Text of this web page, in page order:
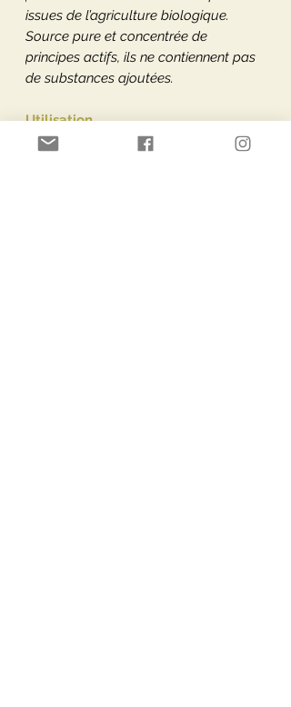
issues de l’agriculture biologique.
Source pure et concentrée de
principes actifs, ils ne contiennent pas
de substances ajoutées.
Utilisation
3 x 20 - 30 gouttes par jour. À prendre